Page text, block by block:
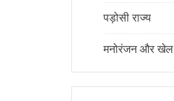
पड़ोसी राज्य
मनोरंजन और खेल